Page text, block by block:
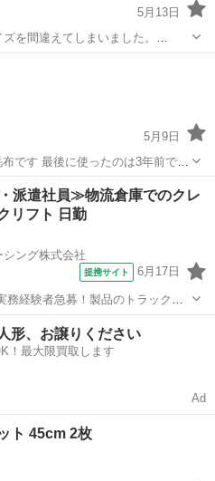
5月13日
を間違えてしまいました。
rug-flatwo...
5月9日
です 最後に使ったのは3年前でそ
ーペット/マット/ラグ
派遣社員≫物流倉庫でのクレ
リフト 日勤
シング株式会社
提携サイト 6月17日
務経験者急募！製品のトラック積
いて フォーク
ラックへの積み上げ、トラック
他
形、お譲りください
！最大限買取します
Ad
ジョイントマット 45cm 2枚